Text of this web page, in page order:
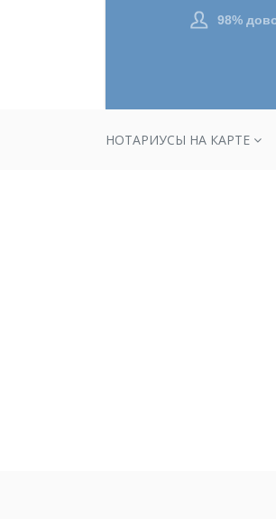
НОТАРИУСЫ НА КАРТЕ